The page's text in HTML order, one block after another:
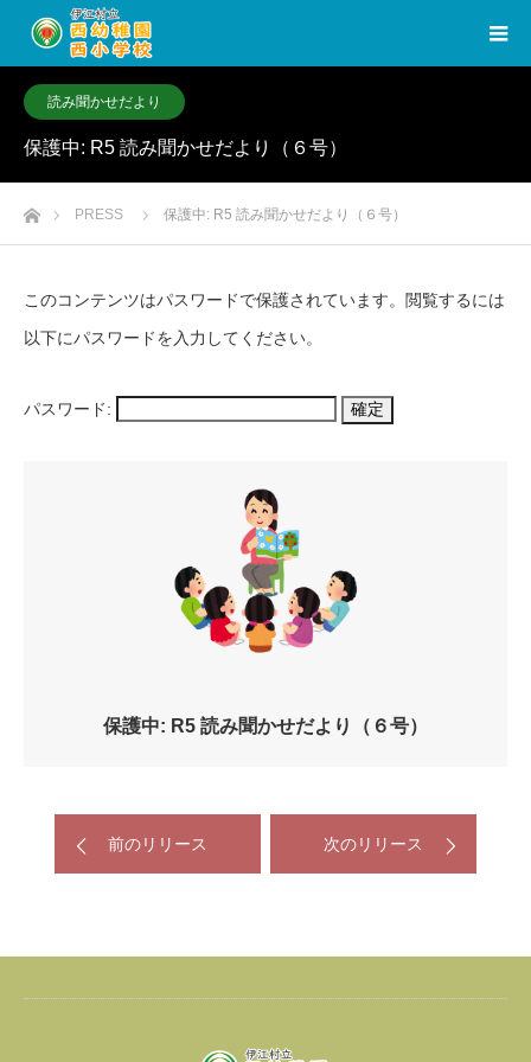
読み聞かせだより
保護中: R5 読み聞かせだより（６号）
ホームPRESS 保護中: R5 読み聞かせだより（６号）
このコンテンツはパスワードで保護されています。閲覧するには
以下にパスワードを入力してください。
パスワード:
保護中: R5 読み聞かせだより（６号）
前のリリース 次のリリース